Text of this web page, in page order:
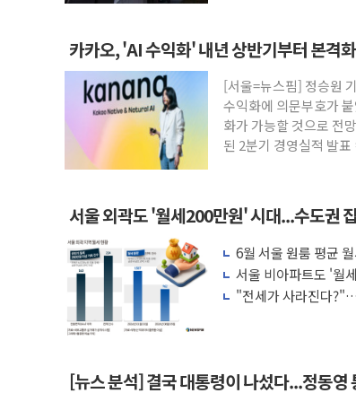
카카오, 'AI 수익화' 내년 상반기부터 본격화
[서울=뉴스핌] 정승원
수익화에 의문부호가
화가 가능할 것으로 전
된 2분기 경영실적 발
서울 외곽도 '월세200만원' 시대...수도권
6월 서울 원룸 평균
서울 비아파트도 '월
"전세가 사라진다
[뉴스 분석] 결국 대통령이 나섰다...정동영